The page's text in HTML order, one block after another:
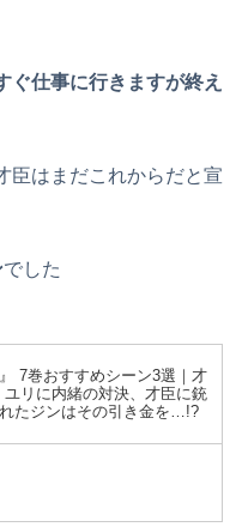
ぐ仕事に行きますが終え
臣はまだこれからだと宣
でした
』 7巻おすすめシーン3選｜才
ユリに内緒の対決、才臣に銃
たジンはその引き金を…!?